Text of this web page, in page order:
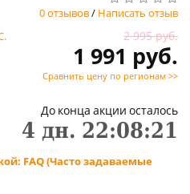
0 отзывов/ Написать отзыв
2 995 руб.
1 991 руб.
Сравнить цену по регионам >>
До конца акции осталось
4 дн. 22:08:21
FAQ (Часто задаваемые